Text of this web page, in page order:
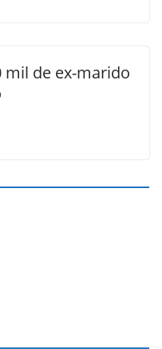
mil de ex-marido